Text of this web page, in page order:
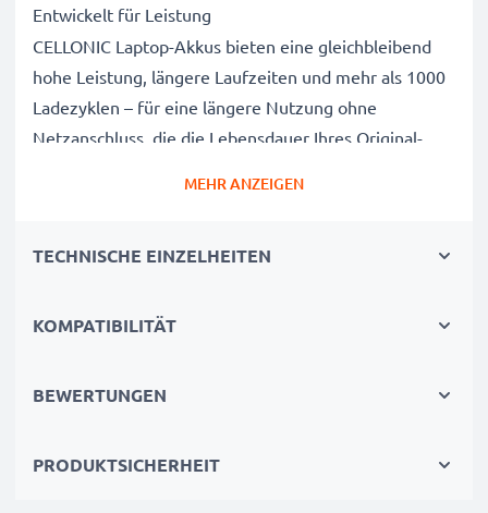
Entwickelt für Leistung
CELLONIC Laptop-Akkus bieten eine gleichbleibend
hohe Leistung, längere Laufzeiten und mehr als 1000
Ladezyklen – für eine längere Nutzung ohne
Netzanschluss, die die Lebensdauer Ihres Original-
getestet, um ein optimales Sicherheitsniveau zu
Kurzschluss-, Überhitzungs- und
Standards – deshalb erhalten Sie eine 36-monatige
MEHR ANZEIGEN
TECHNISCHE EINZELHEITEN
KOMPATIBILITÄT
BEWERTUNGEN
PRODUKTSICHERHEIT